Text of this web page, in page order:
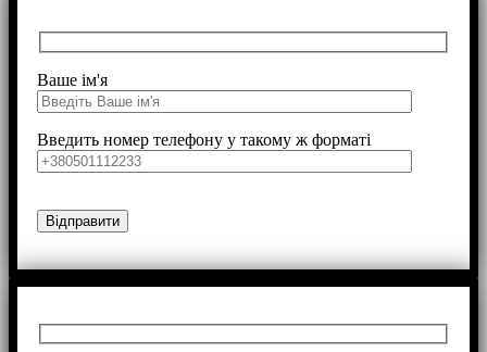
Ваше ім'я
Введить номер телефону у такому ж форматі